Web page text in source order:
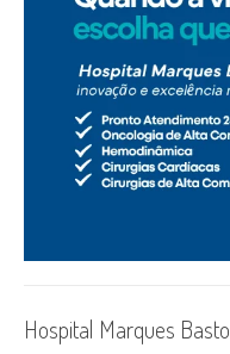
Hospital Marques Basto